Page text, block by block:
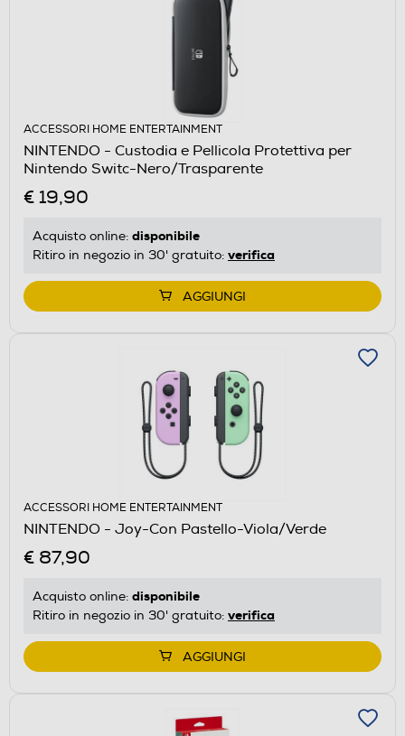
ACCESSORI HOME ENTERTAINMENT
NINTENDO - Custodia e Pellicola Protettiva per
Nintendo Switc-Nero/Trasparente
€ 19,90
Acquisto online: disponibile
Ritiro in negozio in 30' gratuito: verifica
AGGIUNGI
ACCESSORI HOME ENTERTAINMENT
NINTENDO - Joy-Con Pastello-Viola/Verde
€ 87,90
Acquisto online: disponibile
Ritiro in negozio in 30' gratuito: verifica
AGGIUNGI